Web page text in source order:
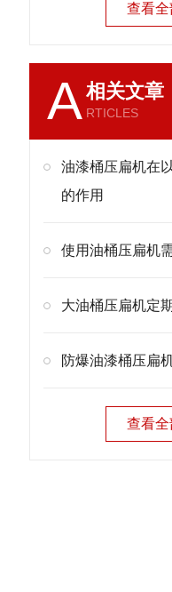
查看全
A相关文章
RTICLES
油漆桶压扁机在
的作用
使用油桶压扁机
大油桶压扁机定
防爆油漆桶压扁
查看全